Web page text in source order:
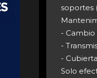
soportes
- Cambio
-
-
Solo